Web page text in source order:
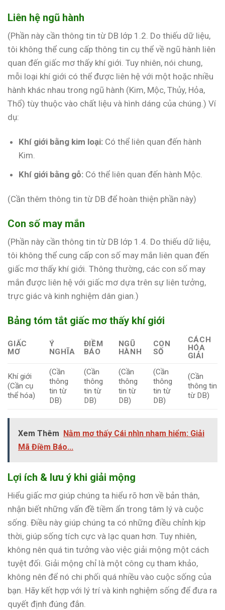
Liên hệ ngũ hành
(Phần này cần thông tin từ DB lớp 1.2. Do thiếu dữ liệu,
tôi không thể cung cấp thông tin cụ thể về ngũ hành liên
quan đến giấc mơ thấy khí giới. Tuy nhiên, nói chung,
mỗi loại khí giới có thể được liên hệ với một hoặc nhiều
hành khác nhau trong ngũ hành (Kim, Mộc, Thủy, Hỏa,
Thổ) tùy thuộc vào chất liệu và hình dáng của chúng.) Ví
dụ:
Khí giới bằng kim loại: Có thể liên quan đến hành
Kim.
Khí giới bằng gỗ: Có thể liên quan đến hành Mộc.
(Cần thêm thông tin từ DB để hoàn thiện phần này)
Con số may mắn
(Phần này cần thông tin từ DB lớp 1.4. Do thiếu dữ liệu,
tôi không thể cung cấp con số may mắn liên quan đến
giấc mơ thấy khí giới. Thông thường, các con số may
mắn được liên hệ với giấc mơ dựa trên sự liên tưởng,
trực giác và kinh nghiệm dân gian.)
Bảng tóm tắt giấc mơ thấy khí giới
GIẤC
MƠ
Ý
NGHĨA
ĐIỀM
BÁO
NGŨ
HÀNH
CON
SỐ
CÁCH
HÓA
GIẢI
Khí giới
(Cần cụ
thể hóa)
(Cần
thông
tin từ
DB)
(Cần
thông
tin từ
DB)
(Cần
thông
tin từ
DB)
(Cần
thông
tin từ
DB)
(Cần
thông tin
từ DB)
Xem Thêm
Nằm mơ thấy Cái nhìn nham hiểm: Giải
Mã Điềm Báo...
Lợi ích & lưu ý khi giải mộng
Hiểu giấc mơ giúp chúng ta hiểu rõ hơn về bản thân,
nhận biết những vấn đề tiềm ẩn trong tâm lý và cuộc
sống. Điều này giúp chúng ta có những điều chỉnh kịp
thời, giúp sống tích cực và lạc quan hơn. Tuy nhiên,
không nên quá tin tưởng vào việc giải mộng một cách
tuyệt đối. Giải mộng chỉ là một công cụ tham khảo,
không nên để nó chi phối quá nhiều vào cuộc sống của
bạn. Hãy kết hợp với lý trí và kinh nghiệm sống để đưa ra
quyết định đúng đắn.